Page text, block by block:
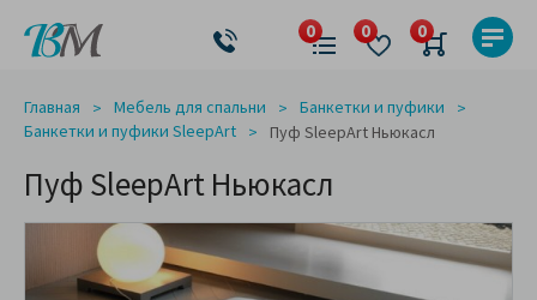
Главная Мебель для спальни
Банкетки и пуфики
Банкетки и пуфики SleepArt
Пуф SleepArt Ньюкасл
Пуф SleepArt Ньюкасл